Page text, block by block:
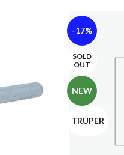
-17%
SOLD
OUT
NEW
TRUPER